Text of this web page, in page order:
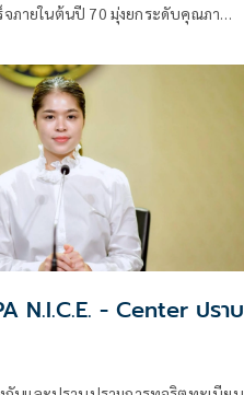
จภายในต้นปี 70 มุ่งยกระดับคุณภาพ
N.I.C.E. - Center ปราบ